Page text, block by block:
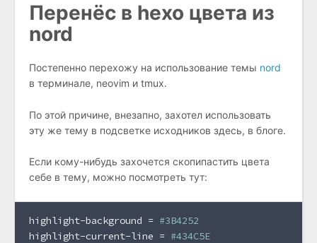
Перенёс в hexo цвета из
nord
Постепенно перехожу на использование темы nord
в терминале, neovim и tmux.
По этой причине, внезапно, захотел использовать
эту же тему в подсветке исходников здесь, в блоге.
Если кому-нибудь захочется скопипастить цвета
себе в тему, можно посмотреть тут:
highlight-background = #3B4252
highlight-current-line = #434C5E